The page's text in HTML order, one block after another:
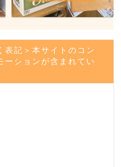
表記＞本サイトのコン
ーションが含まれてい